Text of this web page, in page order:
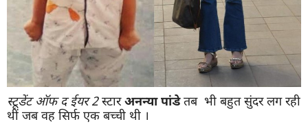
स्टूडेंट ऑफ द ईयर 2स्टारअनन्या पांडेतब भी बहुत सुंदर लग रही
थीं जब वह सिर्फ एक बच्ची थी ।